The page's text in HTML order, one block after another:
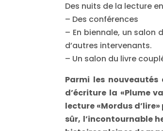
Des nuits de la lecture
– Des conférences
– En biennale, un salon
d’autres intervenants.
– Un salon du livre
Parmi les
d’écriture la «Plume
lecture «Mordus
sûr, l’incontournable